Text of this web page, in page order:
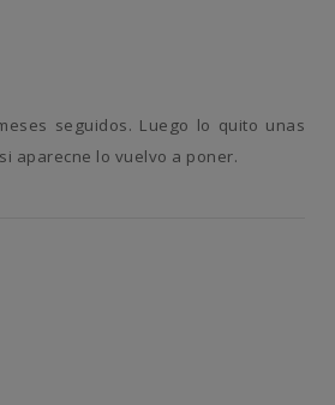
aparecne lo vuelvo a poner.